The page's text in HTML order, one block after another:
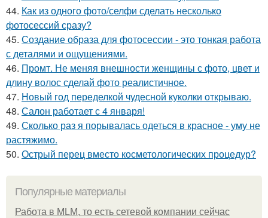
44. Как из одного фото/селфи сделать несколько
фотосессий сразу?
45. Создание образа для фотосессии - это тонкая работа
с деталями и ощущениями.
46. Промт. Не меняя внешности женщины с фото, цвет и
длину волос сделай фото реалистичное.
47. Новый год переделкой чудесной куколки открываю.
48. Салон работает с 4 января!
49. Сколько раз я порывалась одеться в красное - уму не
растяжимо.
50. Острый перец вместо косметологических процедур?
Популярные материалы
Работа в MLM, то есть сетевой компании сейчас